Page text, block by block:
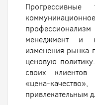
Прогрессивные
менеджмент и
изменения рынка
ценовую
своих клиентов
«цена-
привлекательным